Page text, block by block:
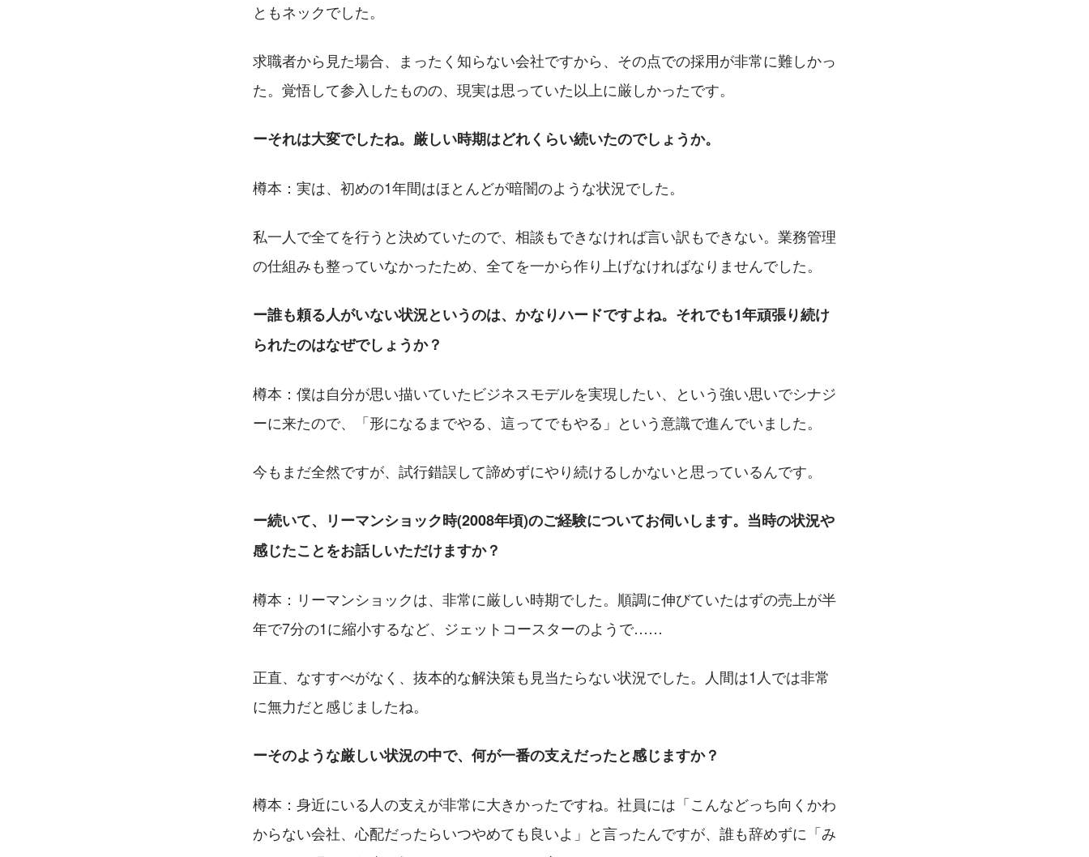
ともネックでした。
求職者から見た場合、まったく知らない会社ですから、その点での採用が非常に難しかっ
た。覚悟して参入したものの、現実は思っていた以上に厳しかったです。
ーそれは大変でしたね。厳しい時期はどれくらい続いたのでしょうか。
樽本：実は、初めの1年間はほとんどが暗闇のような状況でした。
私一人で全てを行うと決めていたので、相談もできなければ言い訳もできない。業務管理
の仕組みも整っていなかったため、全てを一から作り上げなければなりませんでした。
ー誰も頼る人がいない状況というのは、かなりハードですよね。それでも1年頑張り続け
られたのはなぜでしょうか？
樽本：僕は自分が思い描いていたビジネスモデルを実現したい、という強い思いでシナジ
ーに来たので、「形になるまでやる、這ってでもやる」という意識で進んでいました。
今もまだ全然ですが、試行錯誤して諦めずにやり続けるしかないと思っているんです。
ー続いて、リーマンショック時(2008年頃)のご経験についてお伺いします。当時の状況や
感じたことをお話しいただけますか？
樽本：リーマンショックは、非常に厳しい時期でした。順調に伸びていたはずの売上が半
年で7分の1に縮小するなど、ジェットコースターのようで……
正直、なすすべがなく、抜本的な解決策も見当たらない状況でした。人間は1人では非常
に無力だと感じましたね。
ーそのような厳しい状況の中で、何が一番の支えだったと感じますか？
樽本：身近にいる人の支えが非常に大きかったですね。社員には「こんなどっち向くかわ
からない会社、心配だったらいつやめても良いよ」と言ったんですが、誰も辞めずに「み